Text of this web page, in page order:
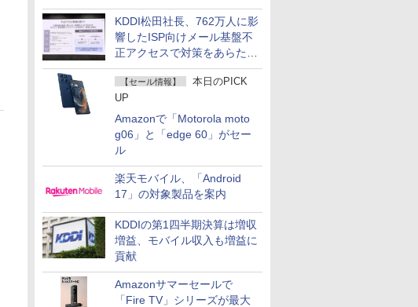
KDDI松田社長、762万人に影
響したISP向けメール基盤不
正アクセスで対策をあらため
て説明
【セール情報】
本日のPICK
UP
Amazonで「Motorola moto
g06」と「edge 60」がセー
ル
楽天モバイル、「Android
17」の対象製品を案内
KDDIの第1四半期決算は増収
増益、モバイル収入も増益に
貢献
Amazonサマーセールで
「Fire TV」シリーズが最大